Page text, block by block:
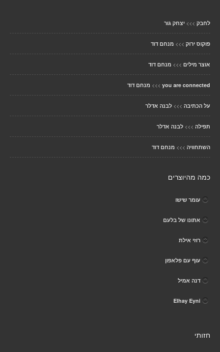
לחבק >>> יצחק גור
פוקוס ירוק >>> מנחם דוד
אוצר מילים >>> מנחם דוד
you are connected
>>> מנחם דוד
על הכתיבה >>> לבנה אדלר
תפילה >>> לבנה אדלר
השתחוויה >>> מנחם דוד
כמה מהיוצרים
עומר שישו
אתונו של בלעם
רוזי אילת
עוף עם פלאפון
דנה אמיל
Elhay Eyni
חזותי